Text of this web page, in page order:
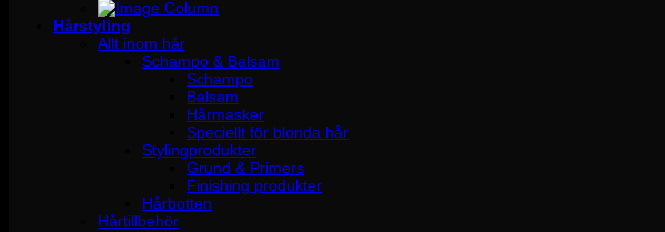
Hårstyling
Allt inom hår
Schampo & Balsam
Schampo
Balsam
Hårmasker
Speciellt för blonda hår
Stylingprodukter
Grund & Primers
Finishing produkter
Hårbotten
Hårtillbehör